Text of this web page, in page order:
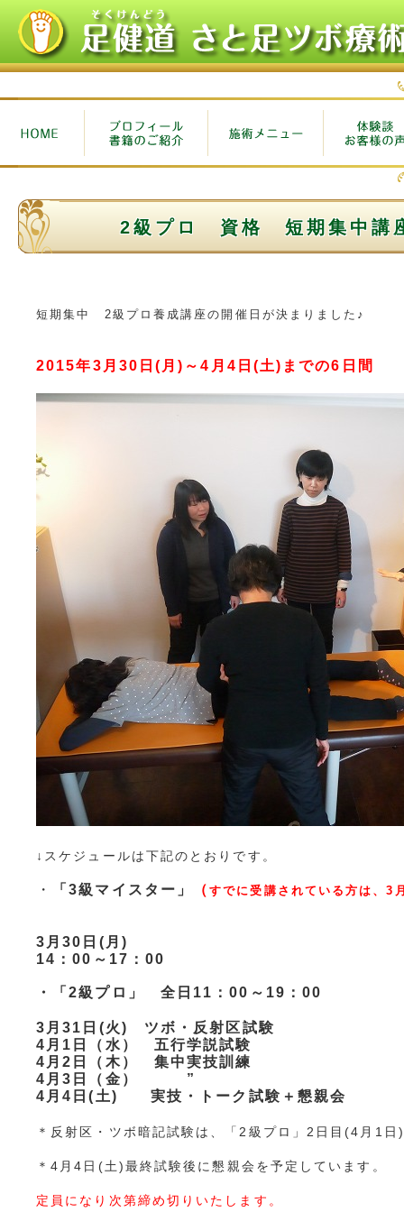
2級プロ 資格 短期集中講
短期集中 2級プロ養成講座の開催日が決まりました♪
2015年3月30日(月)～4月4日(土)までの6日間
↓スケジュールは下記のとおりです。
・ 「3級マイスター」 （すでに受講されている方は、3
3月30日(月)
14：00～17：00
・「2級プロ」 全日11：00～19：00
3月31日(火)
ツボ・反射区試験
4月1日（水） 五行学説試験
4月2日（木） 集中実技訓練
4月3日（金） ”
4月4日(土) 実技・トーク試験＋懇親会
＊反射区・ツボ暗記試験は、「2級プロ」2日目(4月1日
＊4月4日(土)最終試験後に懇親会を予定しています。
定員になり次第締め切りいたします。